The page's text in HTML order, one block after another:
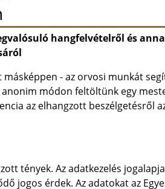
hangfelvételről és
- az orvosi munkát
módon feltöltünk egy
az elhangzott beszélgetésről
tények. Az adatkezelés
jogos érdek. Az adatokat az